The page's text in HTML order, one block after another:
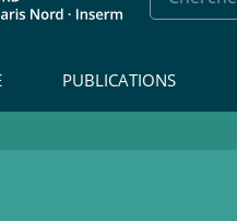
PUBLICATIONS